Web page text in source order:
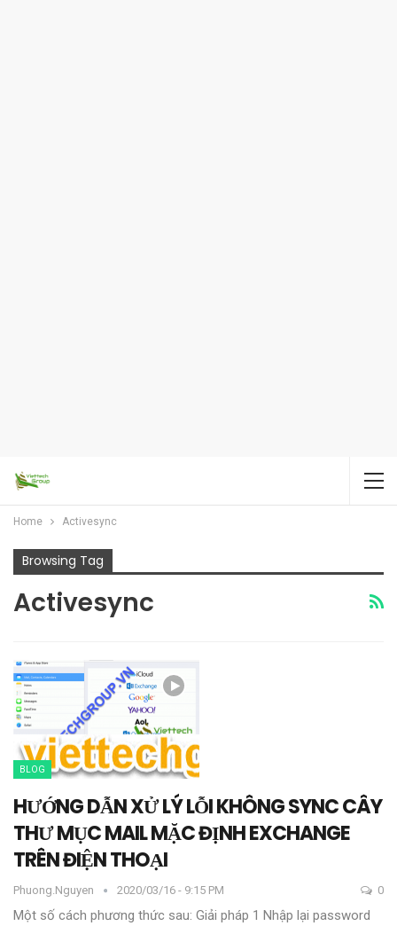
Home Activesync
Browsing Tag
Activesync
BLOG
HƯỚNG DẪN XỬ LÝ LỖI KHÔNG SYNC CÂY
THƯ MỤC MAIL MẶC ĐỊNH EXCHANGE
TRÊN ĐIỆN THOẠI
Phuong.nguyen 2020/03/16 - 9:15 PM 0
Một số cách phương thức sau: Giải pháp 1 Nhập lại password